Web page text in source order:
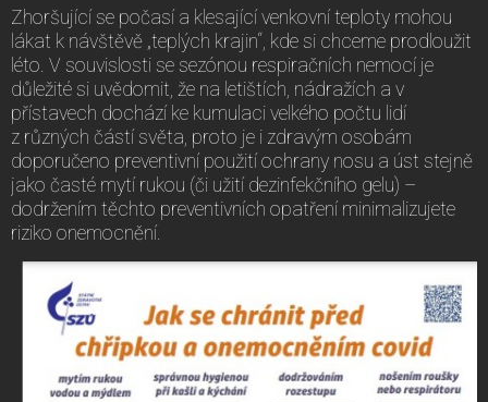
Zhoršující se počasí a klesající venkovní teploty mohou
lákat k návštěvě „teplých krajin“, kde si chceme prodloužit
léto. V souvislosti se sezónou respiračních nemocí je
důležité si uvědomit, že na letištích, nádražích a v
přístavech dochází ke kumulaci velkého počtu lidí
z různých částí světa, proto je i zdravým osobám
doporučeno preventivní použití ochrany nosu a úst stejně
jako časté mytí rukou (či užití dezinfekčního gelu) –
dodržením těchto preventivních opatření minimalizujete
riziko onemocnění.